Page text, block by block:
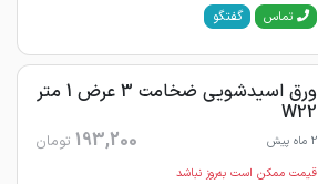
تماس گفتگو
ورق اسیدشویی ضخامت 3 عرض 1 متر
W22
2 ماه پیش 193,200 تومان
قیمت ممکن است به‌روز نباشد